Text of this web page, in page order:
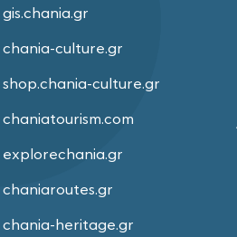
gis.chania.gr
chania-culture.gr
shop.chania-culture.gr
chaniatourism.com
explorechania.gr
chaniaroutes.gr
chania-heritage.gr